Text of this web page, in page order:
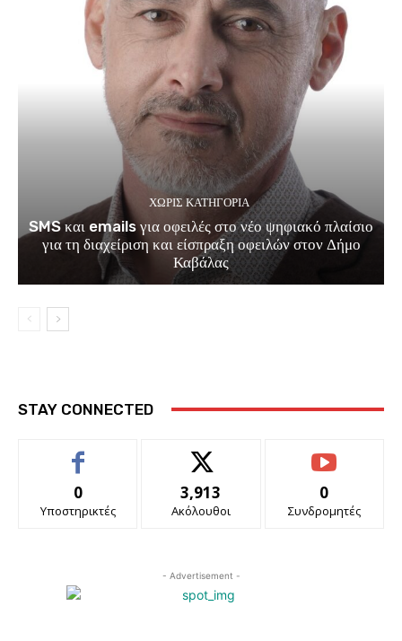
ΧΩΡΊΣ ΚΑΤΗΓΟΡΊΑ
SMS και emails για οφειλές στο νέο ψηφιακό πλαίσιο
για τη διαχείριση και είσπραξη οφειλών στον Δήμο
Καβάλας
STAY CONNECTED
0
Υποστηρικτές
3,913
Ακόλουθοι
0
Συνδρομητές
- Advertisement -